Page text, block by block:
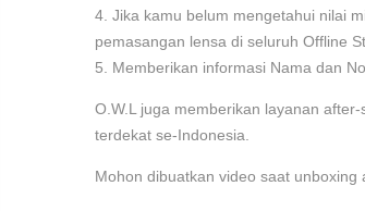
4. Jika kamu belum mengetahui nilai
pemasangan lensa di seluruh Offline
5. Memberikan informasi Nama dan
O.W.L juga memberikan layanan
terdekat se-Indonesia.
Mohon dibuatkan video saat